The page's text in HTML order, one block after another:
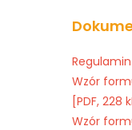
Regulamin
Wzór
[PDF, 228
Wzór